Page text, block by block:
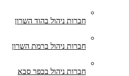
חברות ניהול בהוד השרון
חברות ניהול ברמת השרון
חברות ניהול בכפר סבא